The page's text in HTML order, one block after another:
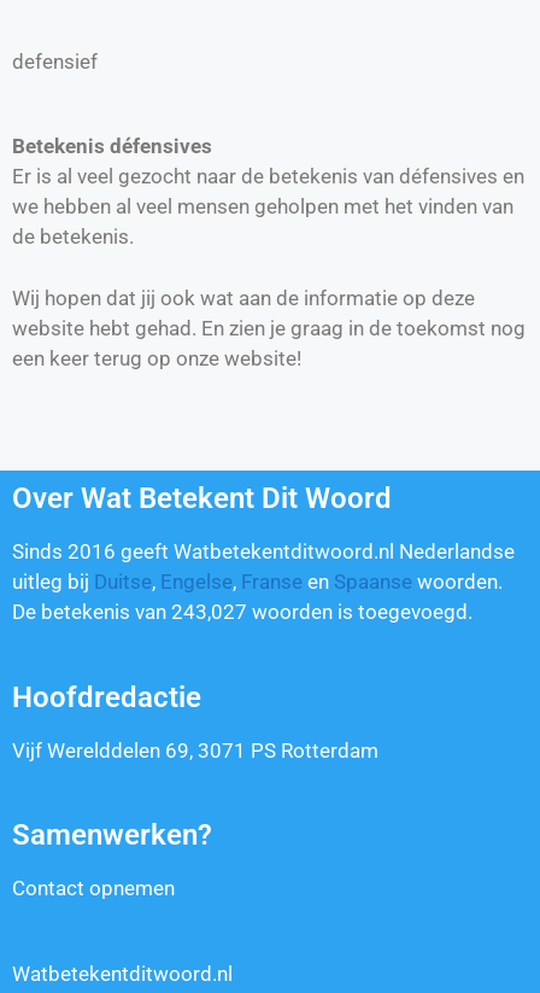
defensief
Betekenis défensives
Er is al veel gezocht naar de betekenis van défensives en
we hebben al veel mensen geholpen met het vinden van
de betekenis.
Wij hopen dat jij ook wat aan de informatie op deze
website hebt gehad. En zien je graag in de toekomst nog
een keer terug op onze website!
Over Wat Betekent Dit Woord
Sinds 2016 geeft Watbetekentditwoord.nl Nederlandse
uitleg bij Duitse, Engelse, Franse en Spaanse woorden.
De betekenis van 243,027 woorden is toegevoegd.
Hoofdredactie
Vijf Werelddelen 69, 3071 PS Rotterdam
Samenwerken?
Contact opnemen
Watbetekentditwoord.nl